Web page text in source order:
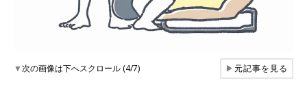
▼次の画像は下へスクロール (4/7) ▶元記事を見る